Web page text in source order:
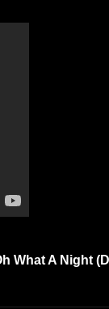
What A Night